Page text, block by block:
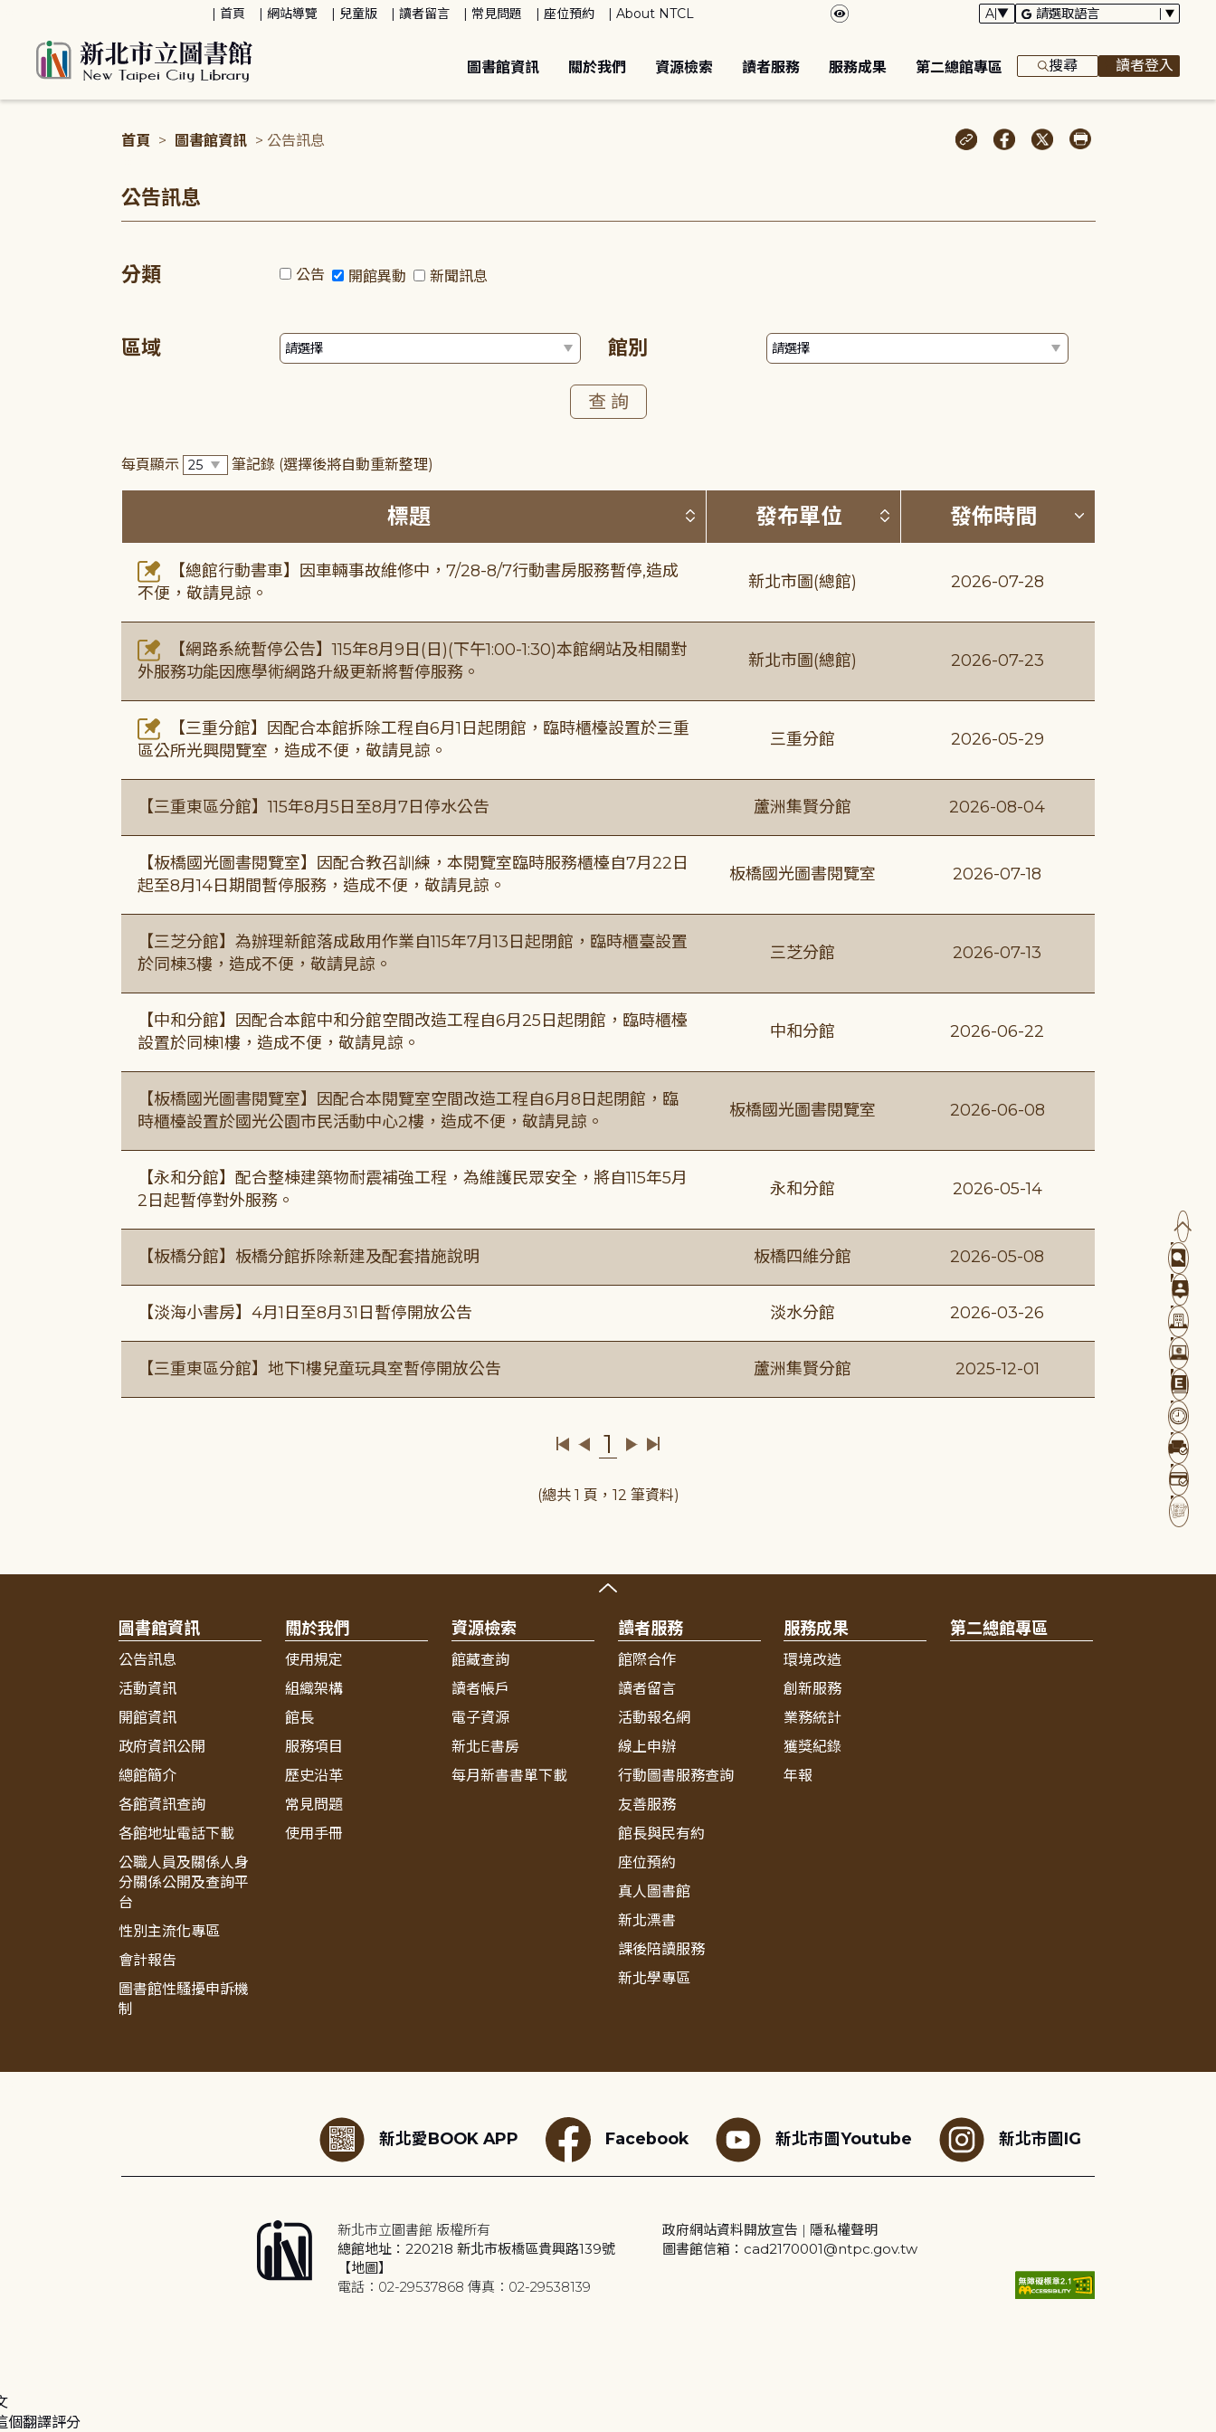
首頁 網站導覽 兒童版 讀者留言 常見問題 座位預約 About NTCL
圖書館資訊 關於我們 資源檢索 讀者服務 服務成果 第二總館專區 搜尋 讀者登入
首頁 > 圖書館資訊 > 公告訊息
公告訊息
分類 公告 開館異動 新聞訊息
區域 館別
每頁顯示 筆記錄 (選擇後將自動重新整理)
標題 按標題排序 (升降冪)
發布單位 按發布單位排序 (升降冪)
發佈時間 按發佈時間
【總館行動書車】因車輛事故維修中，7/28-8/7行動書房服務暫停,造成
不便，敬請見諒。
新北市圖(總館) 2026-07-28
【網路系統暫停公告】115年8月9日(日)(下午1:00-1:30)本館網站及相關對
外服務功能因應學術網路升級更新將暫停服務。
新北市圖(總館) 2026-07-23
【三重分館】因配合本館拆除工程自6月1日起閉館，臨時櫃檯設置於三重
區公所光興閱覽室，造成不便，敬請見諒。
三重分館 2026-05-29
【三重東區分館】115年8月5日至8月7日停水公告 蘆洲集賢分館 2026-08-04
【板橋國光圖書閱覽室】因配合教召訓練，本閱覽室臨時服務櫃檯自7月22日
起至8月14日期間暫停服務，造成不便，敬請見諒。
板橋國光圖書閱覽室 2026-07-18
【三芝分館】為辦理新館落成啟用作業自115年7月13日起閉館，臨時櫃臺設置
於同棟3樓，造成不便，敬請見諒。
三芝分館 2026-07-13
【中和分館】因配合本館中和分館空間改造工程自6月25日起閉館，臨時櫃檯
設置於同棟1樓，造成不便，敬請見諒。
中和分館 2026-06-22
【板橋國光圖書閱覽室】因配合本閱覽室空間改造工程自6月8日起閉館，臨
時櫃檯設置於國光公園市民活動中心2樓，造成不便，敬請見諒。
板橋國光圖書閱覽室 2026-06-08
【永和分館】配合整棟建築物耐震補強工程，為維護民眾安全，將自115年5月
2日起暫停對外服務。
永和分館 2026-05-14
【板橋分館】板橋分館拆除新建及配套措施說明 板橋四維分館 2026-05-08
【淡海小書房】4月1日至8月31日暫停開放公告 淡水分館 2026-03-26
【三重東區分館】地下1樓兒童玩具室暫停開放公告 蘆洲集賢分館 2025-12-01
1
(總共 1 頁，12 筆資料)
圖書館資訊
公告訊息
活動資訊
開館資訊
政府資訊公開
總館簡介
各館資訊查詢
各館地址電話下載
公職人員及關係人身
分關係公開及查詢平
台
性別主流化專區
會計報告
圖書館性騷擾申訴機
制
關於我們
使用規定
組織架構
館長
服務項目
歷史沿革
常見問題
使用手冊
資源檢索
館藏查詢
讀者帳戶
電子資源
新北E書房
每月新書書單下載
讀者服務
館際合作
讀者留言
活動報名網
線上申辦
行動圖書服務查詢
友善服務
館長與民有約
座位預約
真人圖書館
新北漂書
課後陪讀服務
新北學專區
服務成果
環境改造
創新服務
業務統計
獲獎紀錄
年報
第二總館專區
新北愛BOOK APP Facebook 新北市圖Youtube 新北市圖IG
新北市立圖書館 版權所有
總館地址：220218 新北市板橋區貴興路139號
【地圖】
電話：02-29537868 傳真：02-29538139
政府網站資料開放宣告 | 隱私權聲明
圖書館信箱：cad2170001@ntpc.gov.tw
個翻譯評分